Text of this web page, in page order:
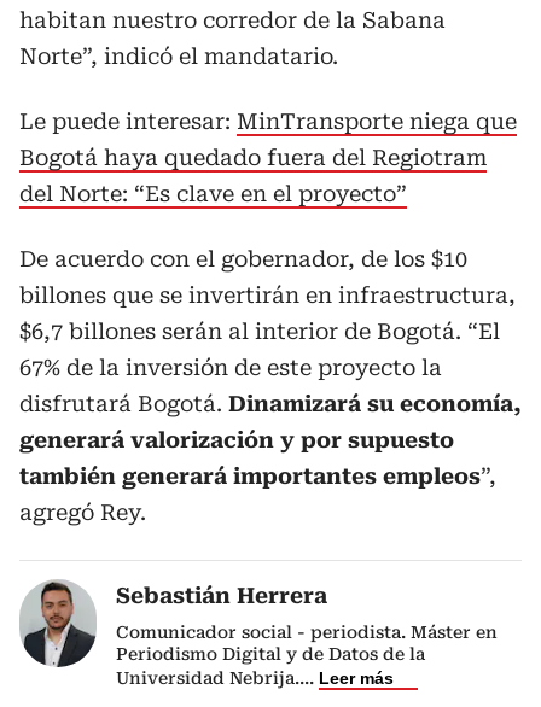
habitan nuestro corredor de la Sabana
Norte”, indicó el mandatario.
Le puede interesar: MinTransporte niega que
Bogotá haya quedado fuera del Regiotram
del Norte: “Es clave en el proyecto”
De acuerdo con el gobernador, de los $10
billones que se invertirán en infraestructura,
$6,7 billones serán al interior de Bogotá. “El
67% de la inversión de este proyecto la
disfrutará Bogotá. Dinamizará su economía,
generará valorización y por supuesto
también generará importantes empleos”,
agregó Rey.
Sebastián Herrera
Comunicador social - periodista. Máster en
Periodismo Digital y de Datos de la
Universidad Nebrija.... Leer más